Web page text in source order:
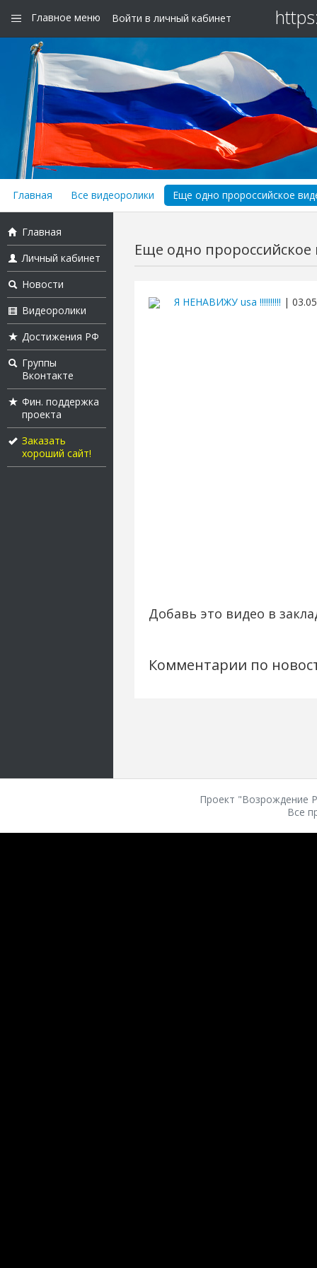
Главное меню Войти в личный кабинет
Главная Все видеоролики Еще одно пророссийское
Главная
Личный кабинет
Новости
Видеоролики
Достижения РФ
Группы
Вконтакте
Фин. поддержка
проекта
Заказать
хороший сайт!
Еще одно пророссийское
Я НЕНАВИЖУ usa !!!!!!!!!! |
Добавь это видео в
Комментарии по
Проект "Возрождение
Все